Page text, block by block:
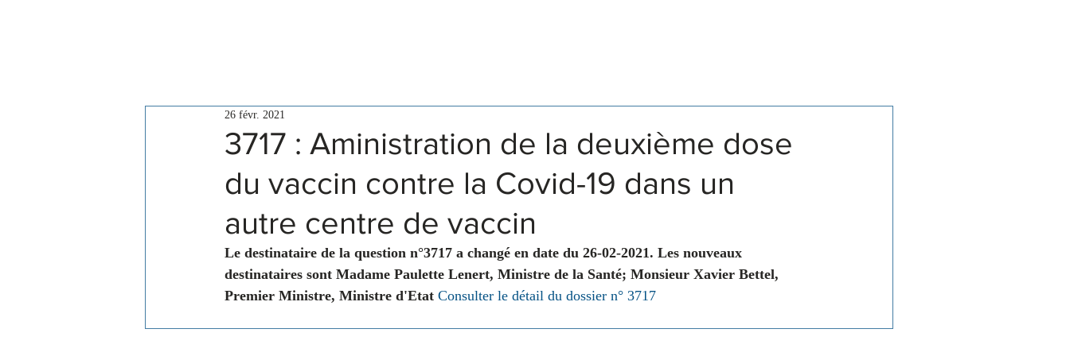
3717 : Aministration de la deuxième dose
du vaccin contre la Covid-19 dans un
autre centre de vaccin
26 févr. 2021
Le destinataire de la question n°3717 a changé en date du 26-02-2021. Les nouveaux
destinataires sont Madame Paulette Lenert, Ministre de la Santé; Monsieur Xavier Bettel,
Premier Ministre, Ministre d'Etat Consulter le détail du dossier n° 3717